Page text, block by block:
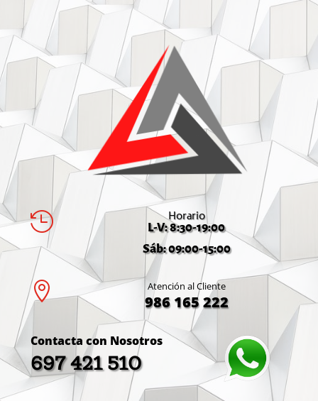
 Horario
L-V: 8:30-19:00
Sáb: 09:00-15:00
 Atención al Cliente
986 165 222
Contacta con Nosotros
697 421 510